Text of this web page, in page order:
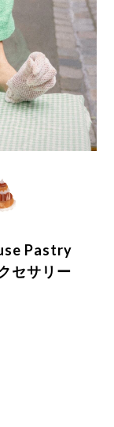
Pastry
セサリー